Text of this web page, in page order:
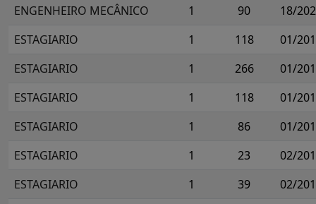
ENGENHEIRO MECÂNICO
1 90
18/
ESTAGIARIO
1 118
01/
ESTAGIARIO
1 266
01/
ESTAGIARIO
1 118
01/
ESTAGIARIO
1 86
01/
ESTAGIARIO
1 23
02/
ESTAGIARIO
1 39
02/